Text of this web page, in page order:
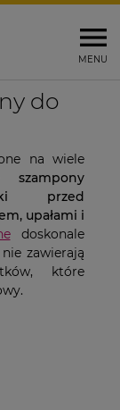
MENU
do
na wiele
szampony
przed
upałami i
doskonale
zawierają
które